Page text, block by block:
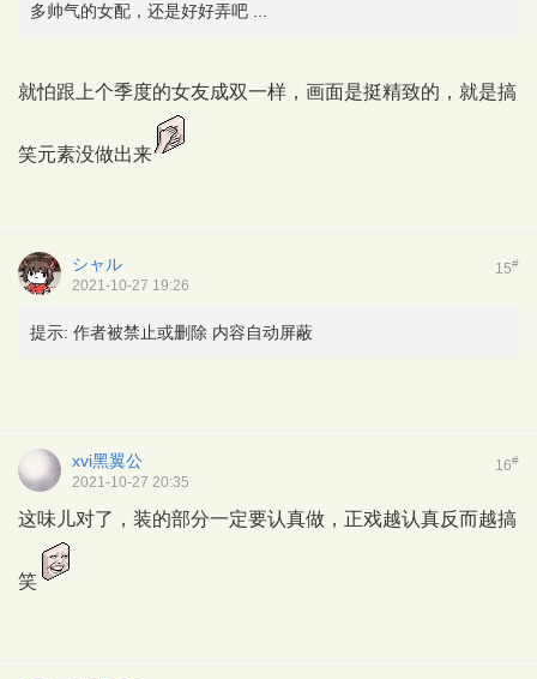
多帅气的女配，还是好好弄吧 ...
就怕跟上个季度的女友成双一样，画面是挺精致的，就是搞
笑元素没做出来
15#
シャル
2021-10-27 19:26
提示: 作者被禁止或删除 内容自动屏蔽
16#
xvi黑翼公
2021-10-27 20:35
这味儿对了，装的部分一定要认真做，正戏越认真反而越搞
笑